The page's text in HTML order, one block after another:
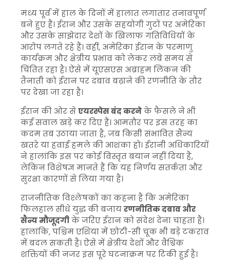
मध्य पूर्व में हाल के दिनों में हालात लगातार तनावपूर्ण
बने हुए हैं। ईरान और उसके सहयोगी गुटों पर अमेरिका
और उसके साझेदार देशों के खिलाफ गतिविधियों के
आरोप लगते रहे हैं। वहीं, अमेरिका ईरान के परमाणु
कार्यक्रम और क्षेत्रीय प्रभाव को लेकर लंबे समय से
चिंतित रहा है। ऐसे में यूएसएस अब्राहम लिंकन की
तैनाती को ईरान पर दबाव बढ़ाने की रणनीति के तौर
पर देखा जा रहा है।
ईरान की ओर सेएयरस्पेस बंद करनेके फैसले ने भी
कई सवाल खड़े कर दिए हैं। आमतौर पर इस तरह का
कदम तब उठाया जाता है, जब किसी संभावित सैन्य
खतरे या हवाई हमले की आशंका हो। ईरानी अधिकारियों
ने हालांकि इस पर कोई विस्तृत बयान नहीं दिया है,
लेकिन विशेषज्ञ मानते हैं कि यह निर्णय सतर्कता और
सुरक्षा कारणों से लिया गया है।
राजनीतिक विश्लेषकों का कहना है कि अमेरिका
फिलहाल सीधे युद्ध की बजायरणनीतिक दबाव और
सैन्य मौजूदगीके जरिए ईरान को संदेश देना चाहता है।
हालांकि, पश्चिम एशिया में छोटी-सी चूक भी बड़े टकराव
में बदल सकती है। ऐसे में क्षेत्रीय देशों और वैश्विक
शक्तियों की नजर इस पूरे घटनाक्रम पर टिकी हुई है।